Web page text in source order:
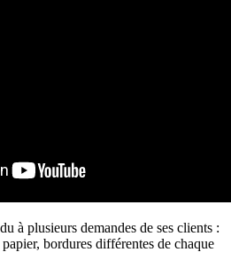
à plusieurs demandes de ses clients :
bordures différentes de chaque